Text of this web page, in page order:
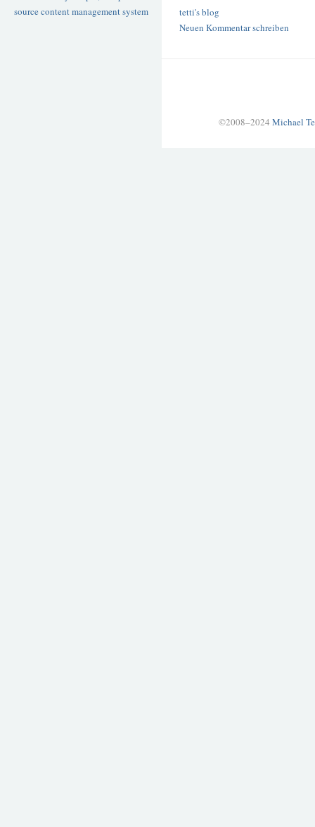
tetti's blog
Neuen Kommentar schreiben
©2008–2024 Michael